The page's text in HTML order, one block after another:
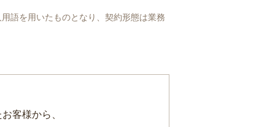
語を用いたものとなり、契約形態は業務
客様から、